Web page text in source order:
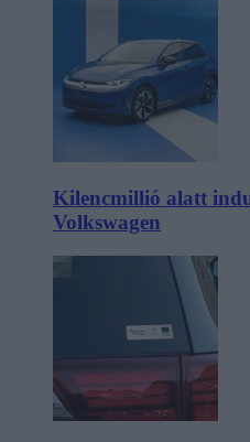
Kilencmillió alatt
Volkswagen